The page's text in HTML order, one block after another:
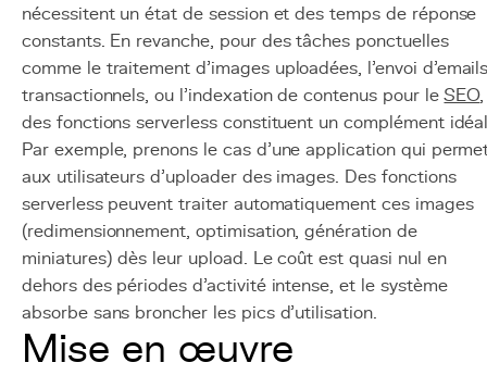
nécessitent un état de session et des temps de réponse
constants. En revanche, pour des tâches ponctuelles
comme le traitement d'images uploadées, l'envoi
transactionnels, ou l'indexation de contenus pour leSEO,
des fonctions serverless constituent un complément
Par exemple, prenons le cas d'une application qui
aux utilisateurs d'uploader des images. Des fonctions
serverless peuvent traiter automatiquement ces images
(redimensionnement, optimisation, génération de
miniatures) dès leur upload. Le coût est quasi nul en
dehors des périodes d'activité intense, et le système
absorbe sans broncher les pics d'utilisation.
Mise en œuvre